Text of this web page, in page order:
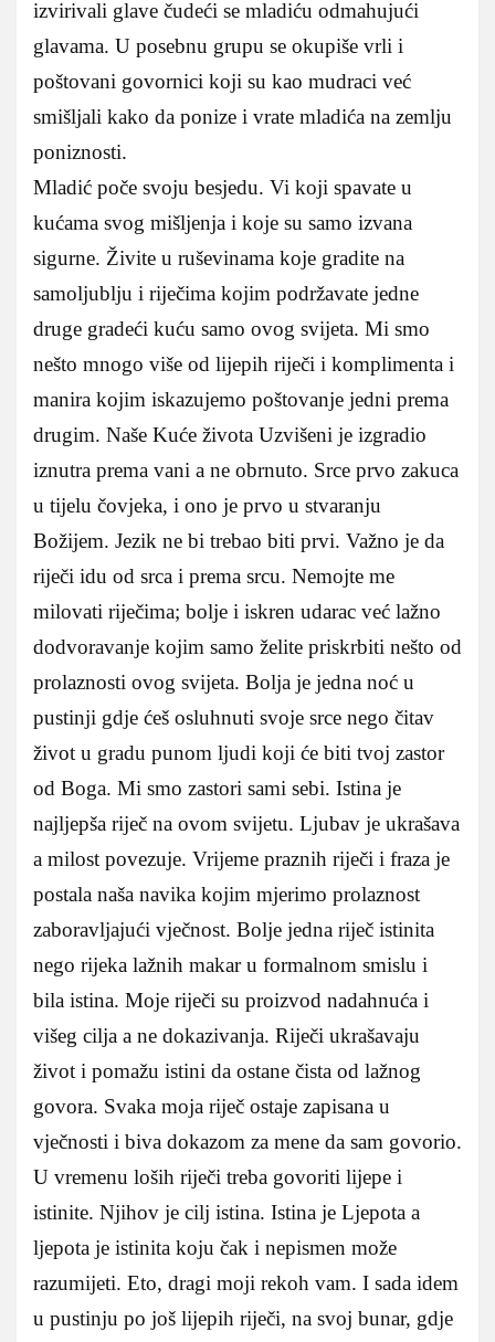
izvirivali glave čudeći se mladiću odmahujući
glavama. U posebnu grupu se okupiše vrli i
poštovani govornici koji su kao mudraci već
smišljali kako da ponize i vrate mladića na zemlju
poniznosti.
Mladić poče svoju besjedu. Vi koji spavate u
kućama svog mišljenja i koje su samo izvana
sigurne. Živite u ruševinama koje gradite na
samoljublju i riječima kojim podržavate jedne
druge gradeći kuću samo ovog svijeta. Mi smo
nešto mnogo više od lijepih riječi i komplimenta i
manira kojim iskazujemo poštovanje jedni prema
drugim. Naše Kuće života Uzvišeni je izgradio
iznutra prema vani a ne obrnuto. Srce prvo zakuca
u tijelu čovjeka, i ono je prvo u stvaranju
Božijem. Jezik ne bi trebao biti prvi. Važno je da
riječi idu od srca i prema srcu. Nemojte me
milovati riječima; bolje i iskren udarac već lažno
dodvoravanje kojim samo želite priskrbiti nešto od
prolaznosti ovog svijeta. Bolja je jedna noć u
pustinji gdje ćeš osluhnuti svoje srce nego čitav
život u gradu punom ljudi koji će biti tvoj zastor
od Boga. Mi smo zastori sami sebi. Istina je
najljepša riječ na ovom svijetu. Ljubav je ukrašava
a milost povezuje. Vrijeme praznih riječi i fraza je
postala naša navika kojim mjerimo prolaznost
zaboravljajući vječnost. Bolje jedna riječ istinita
nego rijeka lažnih makar u formalnom smislu i
bila istina. Moje riječi su proizvod nadahnuća i
višeg cilja a ne dokazivanja. Riječi ukrašavaju
život i pomažu istini da ostane čista od lažnog
govora. Svaka moja riječ ostaje zapisana u
vječnosti i biva dokazom za mene da sam govorio.
U vremenu loših riječi treba govoriti lijepe i
istinite. Njihov je cilj istina. Istina je Ljepota a
ljepota je istinita koju čak i nepismen može
razumijeti. Eto, dragi moji rekoh vam. I sada idem
u pustinju po još lijepih riječi, na svoj bunar, gdje